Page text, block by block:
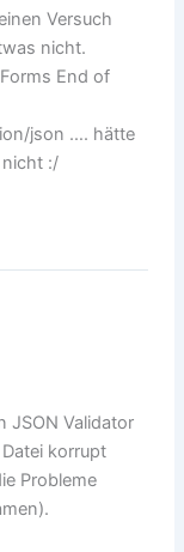
Versuch
nicht.
End of
json …. hätte
:/
JSON Validator
korrupt
Probleme